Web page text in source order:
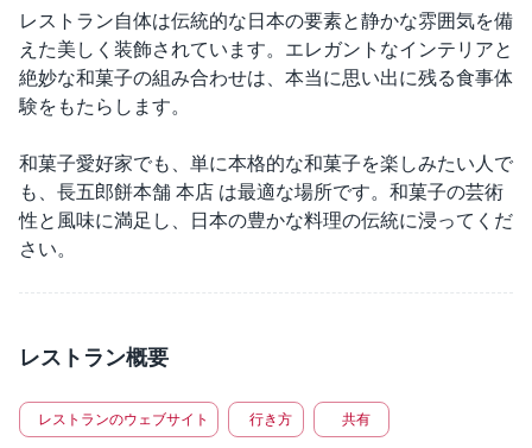
レストラン自体は伝統的な日本の要素と静かな雰囲気を備
えた美しく装飾されています。エレガントなインテリアと
絶妙な和菓子の組み合わせは、本当に思い出に残る食事体
験をもたらします。
和菓子愛好家でも、単に本格的な和菓子を楽しみたい人で
も、長五郎餅本舗 本店 は最適な場所です。和菓子の芸術
性と風味に満足し、日本の豊かな料理の伝統に浸ってくだ
さい。
レストラン概要
レストランのウェブサイト 行き方 共有